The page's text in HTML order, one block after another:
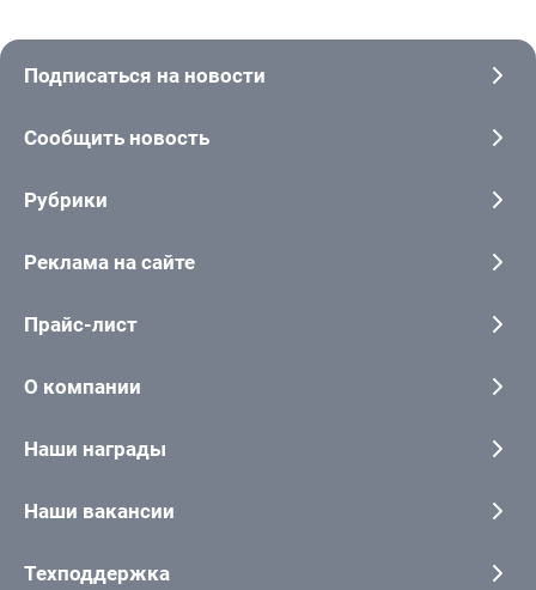
Подписаться на новости
Сообщить новость
Рубрики
Реклама на сайте
Прайс-лист
О компании
Наши награды
Наши вакансии
Техподдержка